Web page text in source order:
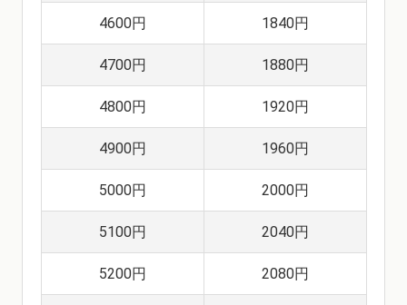
4600円 1840円
4700円 1880円
4800円 1920円
4900円 1960円
5000円 2000円
5100円 2040円
5200円 2080円